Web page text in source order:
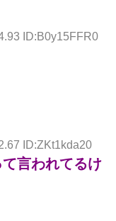
ID:B0y15FFR0
ID:ZKt1kda20
言われてるけ